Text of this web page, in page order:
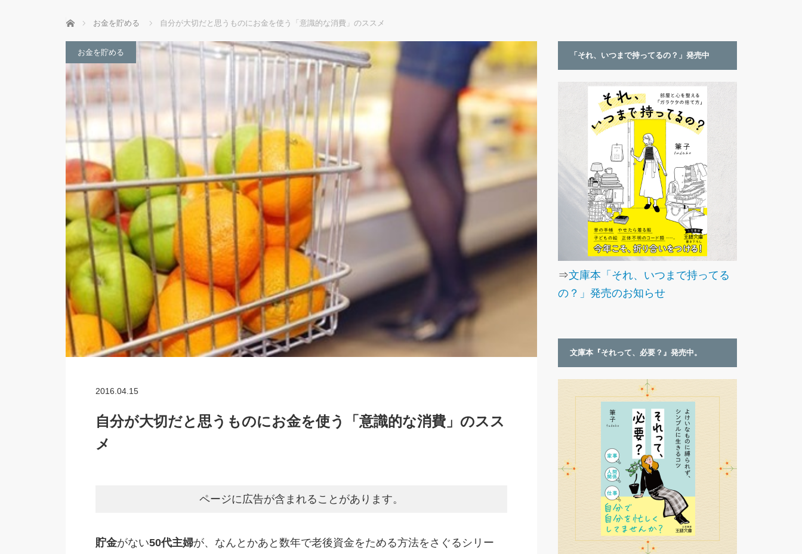
ホーム お金を貯める 自分が大切だと思うものにお金を使う「意識的な消費」のススメ
お金を貯める
2016.04.15
自分が大切だと思うものにお金を使う「意識的な消費」のスス
メ
ページに広告が含まれることがあります。
貯金がない50代主婦が、なんとかあと数年で老後資金をためる方法をさぐるシリー
「それ、いつまで持ってるの？」発売中
⇒文庫本「それ、いつまで持ってる
の？」発売のお知らせ
文庫本『それって、必要？』発売中。